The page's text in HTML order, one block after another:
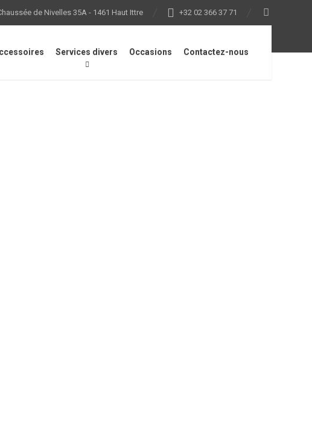
de Nivelles 35A - 1461 Haut Ittre +32 02 366 37 71
Services divers Occasions Contactez-nous